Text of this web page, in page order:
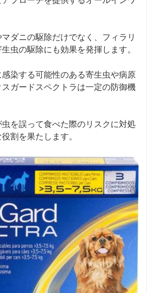
ダニの駆除だけでなく、フィラリ
虫の駆除にも効果を発揮します。
染する可能性のある寄生虫や病原
ガードスペクトラは一定の防御機
を誤って食べた際のリスクに対処
割を果たします。